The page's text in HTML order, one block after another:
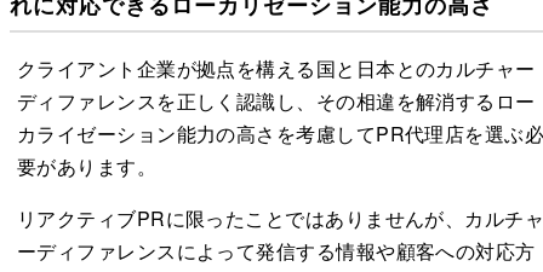
クライアント企業が拠点を構える国と日本とのカルチャー
ディファレンスを正しく認識し、その相違を解消するロー
カライゼーション能力の高さを考慮してPR代理店を選ぶ
要があります。
リアクティブPRに限ったことではありませんが、カルチ
ーディファレンスによって発信する情報や顧客への対応方